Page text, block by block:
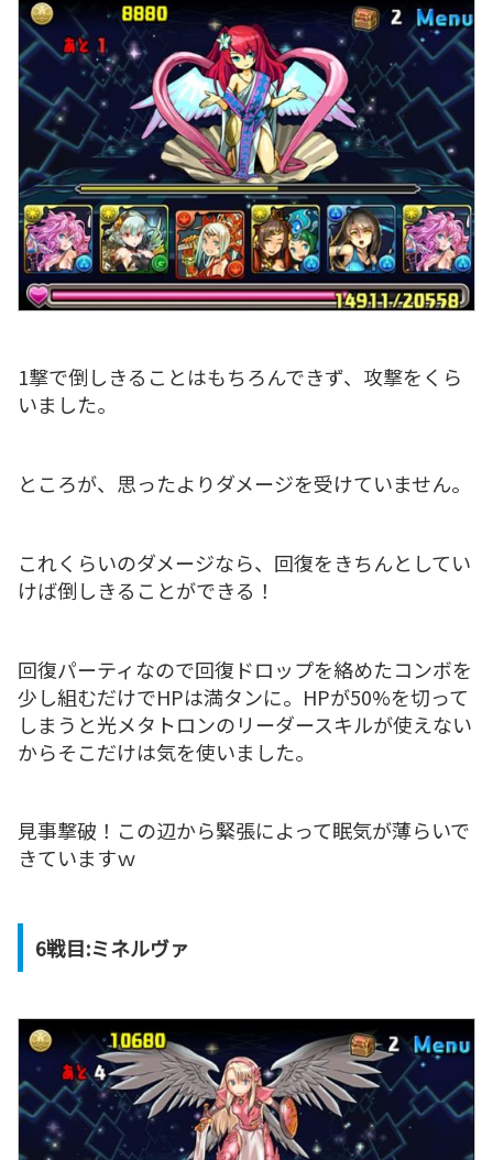
1撃で倒しきることはもちろんできず、攻撃をくら
いました。
ところが、思ったよりダメージを受けていません。
これくらいのダメージなら、回復をきちんとしてい
けば倒しきることができる！
回復パーティなので回復ドロップを絡めたコンボを
少し組むだけでHPは満タンに。HPが50%を切って
しまうと光メタトロンのリーダースキルが使えない
からそこだけは気を使いました。
見事撃破！この辺から緊張によって眠気が薄らいで
きていますｗ
6戦目:ミネルヴァ